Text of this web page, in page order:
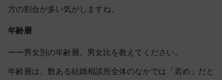
方の割合が多い気がしますね。
年齢層
ーー男女別の年齢層、男女比を教えてください。
年齢層は、数ある結婚相談所全体のなかでは「若め」だと